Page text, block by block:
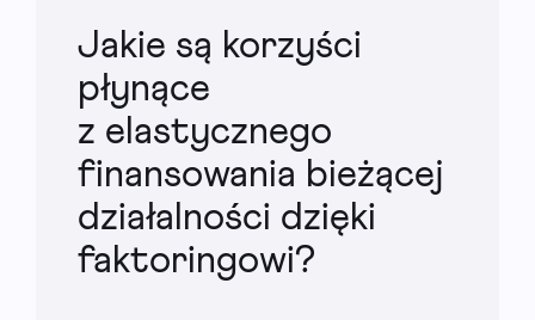
Jakie są korzyści
płynące
z elastycznego
finansowania bieżącej
działalności dzięki
faktoringowi?